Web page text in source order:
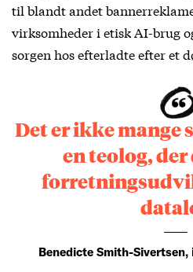
til blandt andet
virksomheder i etisk AI-brug
sorgen hos efterladte efter et
Det er ikke mange
en teolog,
Benedicte Smith-